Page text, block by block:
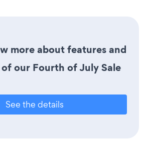
more about features and
our Fourth of July Sale
See the details